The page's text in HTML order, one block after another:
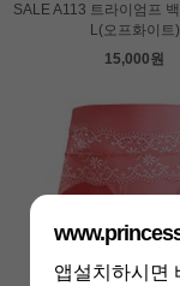
SALE A113 트라이엄프
L(오프화이트)
15,000원
앱설치하시면